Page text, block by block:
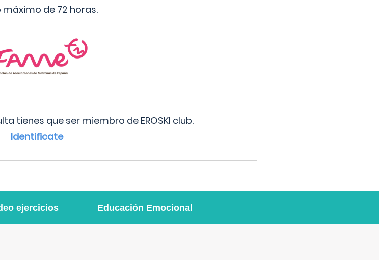
máximo de 72 horas.
tienes que ser miembro de EROSKI club.
Identificate
ejercicios Educación Emocional